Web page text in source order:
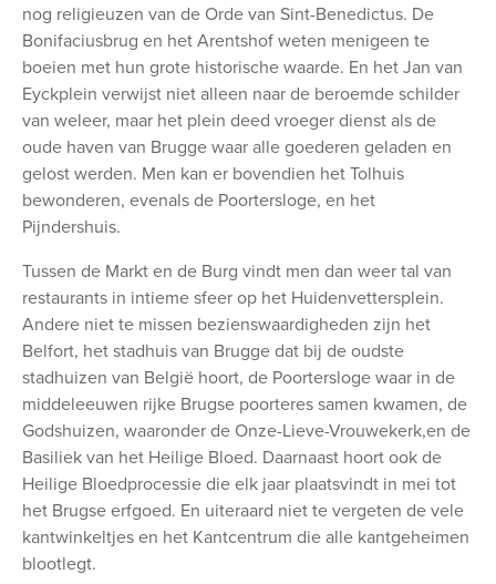
nog religieuzen van de Orde van Sint-Benedictus. De
Bonifaciusbrug en het Arentshof weten menigeen te
boeien met hun grote historische waarde. En het Jan van
Eyckplein verwijst niet alleen naar de beroemde schilder
van weleer, maar het plein deed vroeger dienst als de
oude haven van Brugge waar alle goederen geladen en
gelost werden. Men kan er bovendien het Tolhuis
bewonderen, evenals de Poortersloge, en het
Pijndershuis.
Tussen de Markt en de Burg vindt men dan weer tal van
restaurants in intieme sfeer op het Huidenvettersplein.
Andere niet te missen bezienswaardigheden zijn het
Belfort, het stadhuis van Brugge dat bij de oudste
stadhuizen van België hoort, de Poortersloge waar in de
middeleeuwen rijke Brugse poorteres samen kwamen, de
Godshuizen, waaronder de Onze-Lieve-Vrouwekerk,en de
Basiliek van het Heilige Bloed. Daarnaast hoort ook de
Heilige Bloedprocessie die elk jaar plaatsvindt in mei tot
het Brugse erfgoed. En uiteraard niet te vergeten de vele
kantwinkeltjes en het Kantcentrum die alle kantgeheimen
blootlegt.